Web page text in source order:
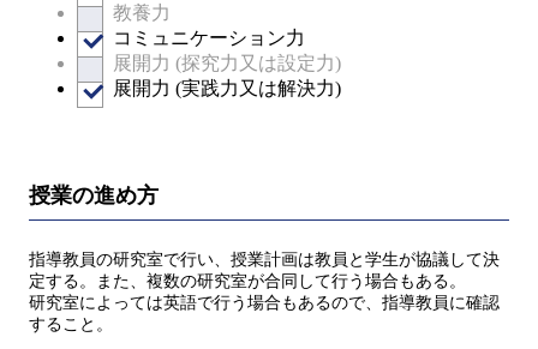
教養力
コミュニケーション力
展開力 (探究力又は設定力)
展開力 (実践力又は解決力)
授業の進め方
指導教員の研究室で行い、授業計画は教員と学生が協議して決
定する。また、複数の研究室が合同して行う場合もある。
研究室によっては英語で行う場合もあるので、指導教員に確認
すること。